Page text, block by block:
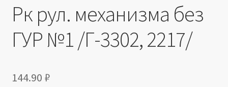
Рк рул. механизма без
ГУР №1 /Г-3302, 2217/
144.90 ₽